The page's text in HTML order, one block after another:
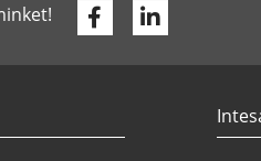
FacebookLinkedin